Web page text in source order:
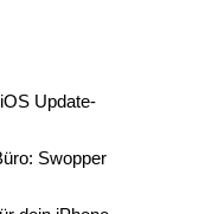
Update-
Swopper